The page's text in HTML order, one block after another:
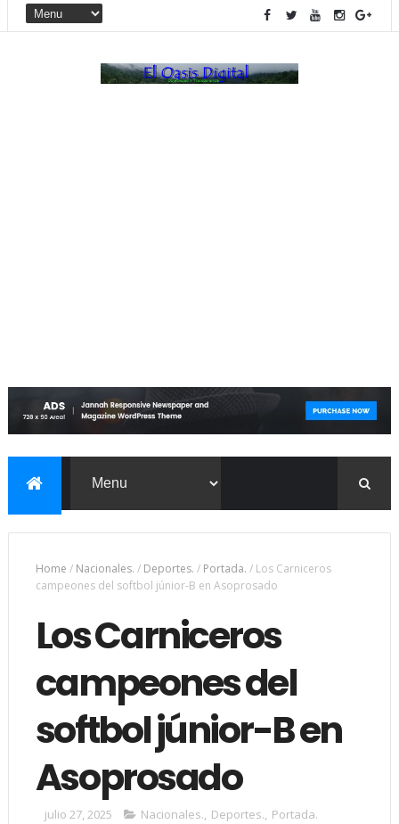
Home / Nacionales. / Deportes. / Portada. / Los Carniceros
campeones del softbol júnior-B en Asoprosado
Los Carniceros
campeones del
softbol júnior-B en
Asoprosado
julio 27, 2025 Nacionales., Deportes., Portada.